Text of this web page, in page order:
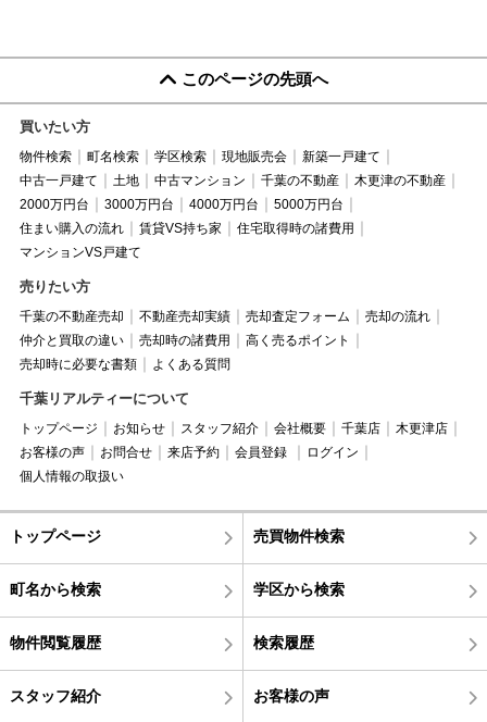
このページの先頭へ
買いたい方
物件検索 町名検索 学区検索 現地販売会
新築一戸建て
中古一戸建て
土地 中古マンション 千葉の不動産
木更津の不動産
2000万円台
3000万円台 4000万円台
5000万円台
住まい購入の流れ
賃貸VS持ち家
住宅取得時の諸費用
マンションVS戸建て
売りたい方
千葉の不動産売却 不動産売却実績 売却査定フォーム
売却の流れ
仲介と買取の違い
売却時の諸費用
高く売るポイント
売却時に必要な書類
よくある質問
千葉リアルティーについて
トップページ お知らせ スタッフ紹介 会社概要 千葉店
木更津店
お客様の声
お問合せ 来店予約 会員登録
ログイン
個人情報の取扱い
トップページ 売買物件検索
町名から検索 学区から検索
物件閲覧履歴 検索履歴
スタッフ紹介 お客様の声